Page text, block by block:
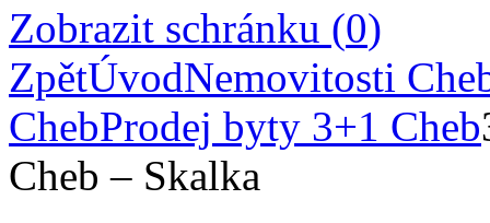
Zobrazit schránku (0)
ZpětÚvodNemovitosti
ChebProdej byty 3+1 Cheb
Cheb – Skalka